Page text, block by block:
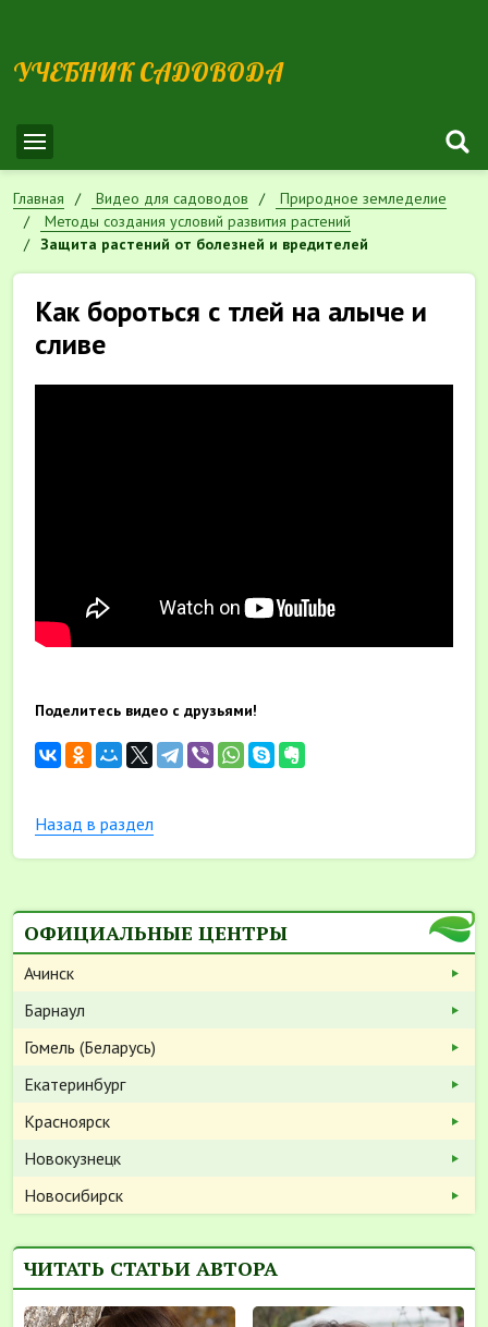
УЧЕБНИК САДОВОДА
Главная Видео для садоводов
Природное земледелие
Методы создания условий развития растений
Защита растений от болезней и вредителей
Как бороться с тлей на алыче и
сливе
Поделитесь видео с друзьями!
Назад в раздел
ОФИЦИАЛЬНЫЕ ЦЕНТРЫ
Ачинск
Барнаул
Гомель (Беларусь)
Екатеринбург
Красноярск
Новокузнецк
Новосибирск
ЧИТАТЬ СТАТЬИ АВТОРА